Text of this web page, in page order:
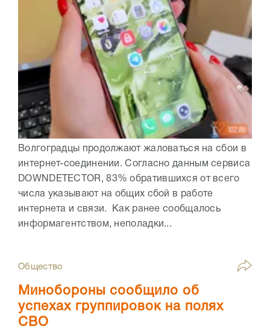
Волгоградцы продолжают жаловаться на сбои в
интернет-соединении. Согласно данным сервиса
DOWNDETECTOR, 83% обратившихся от всего
числа указывают на общих сбой в работе
интернета и связи. Как ранее сообщалось
информагентством, неполадки...
Общество
Минобороны сообщило об
успехах группировок на полях
СВО